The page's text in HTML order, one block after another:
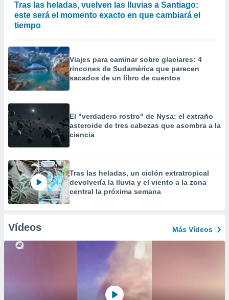
Tras las heladas, vuelven las lluvias a Santiago:
este será el momento exacto en que cambiará el
tiempo
Viajes para caminar sobre glaciares: 4
rincones de Sudamérica que parecen
sacados de un libro de cuentos
El "verdadero rostro" de Nysa: el extraño
asteroide de tres cabezas que asombra a la
ciencia
Tras las heladas, un ciclón extratropical
devolvería la lluvia y el viento a la zona
central la próxima semana
Vídeos Más Vídeos